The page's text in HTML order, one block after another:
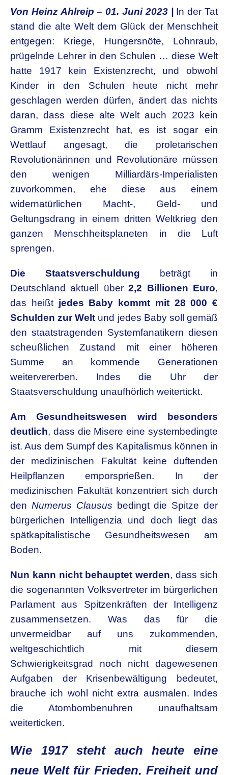
Von Heinz Ahlreip – 01. Juni 2023 | In der Tat
stand die alte Welt dem Glück der Menschheit
entgegen: Kriege, Hungersnöte, Lohnraub,
prügelnde Lehrer in den Schulen … diese Welt
hatte 1917 kein Existenzrecht, und obwohl
Kinder in den Schulen heute nicht mehr
geschlagen werden dürfen, ändert das nichts
daran,dass diese alte Welt auch 2023 kein
Gramm Existenzrecht hat, es ist sogar ein
Wettlauf angesagt, die proletarischen
Revolutionärinnen und Revolutionäre müssen
den wenigen Milliardärs-Imperialisten
zuvorkommen, ehe diese aus einem
widernatürlichen Macht-, Geld- und
Geltungsdrang in einem dritten Weltkrieg den
ganzen Menschheitsplaneten in die Luft
sprengen.
Die Staatsverschuldung beträgt in
Deutschland aktuell über2,2 Billionen Euro,
das heißt jedes Baby kommt mit 28 000 €
Schulden zur Welt und jedes Baby soll gemäß
den staatstragenden Systemfanatikern diesen
scheußlichen Zustand mit einer höheren
Summe an kommende Generationen
weitervererben. Indes die Uhr der
Staatsverschuldung unaufhörlich weitertickt.
Am Gesundheitswesen wird besonders
deutlich, dass die Misereeine systembedingte
ist. Aus dem Sumpf des Kapitalismus können in
der medizinischen Fakultät keine duftenden
Heilpflanzenemporsprießen. In der
medizinischen Fakultät konzentriert sich durch
den Numerus Clausus bedingt die Spitze der
bürgerlichen Intelligenzia und doch liegt das
spätkapitalistische Gesundheitswesen am
Boden.
Nun kann nicht behauptet werden, dass sich
die sogenannten Volksvertreter im bürgerlichen
Parlament aus Spitzenkräften der Intelligenz
zusammensetzen. Was das für die
unvermeidbar auf uns zukommenden,
weltgeschichtlich mit diesem
Schwierigkeitsgrad noch nicht dagewesenen
Aufgaben der Krisenbewältigung bedeutet,
brauche ich wohl nicht extra ausmalen. Indes
die Atombombenuhren unaufhaltsam
weiterticken.
Wie 1917 steht auch heute eine
neue Welt für Frieden, Freiheit und